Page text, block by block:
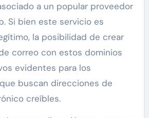
a un popular proveedor
Si bien este servicio es
la posibilidad de crear
correo con estos dominios
evidentes para los
buscan direcciones de
creíbles.